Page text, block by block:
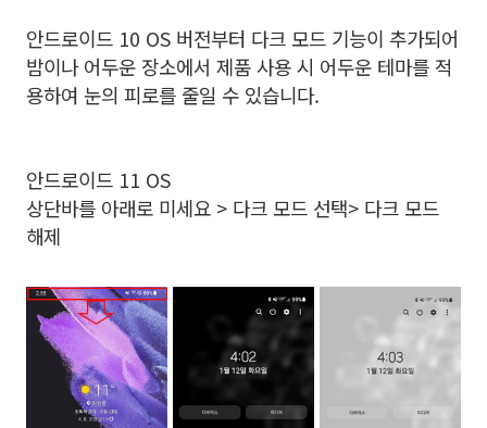
안드로이드 10 OS 버전부터 다크 모드 기능이 추가되어
밤이나 어두운 장소에서 제품 사용 시 어두운 테마를 적
용하여 눈의 피로를 줄일 수 있습니다.
안드로이드 11 OS
상단바를 아래로 미세요 > 다크 모드 선택> 다크 모드
해제